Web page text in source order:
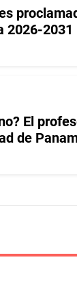
2026-2031
El
de